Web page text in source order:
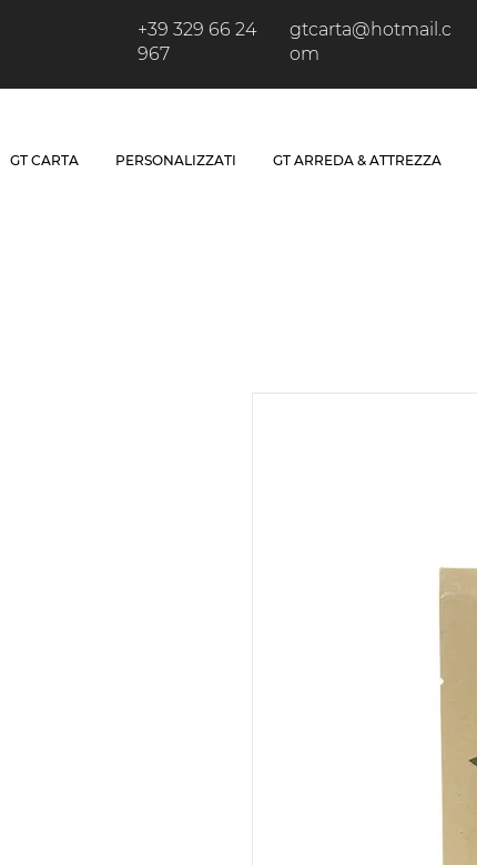
+39 329 66 24
967
gtcarta@hotmail.c
om
GT CARTA PERSONALIZZATI GT ARREDA & ATTREZZA